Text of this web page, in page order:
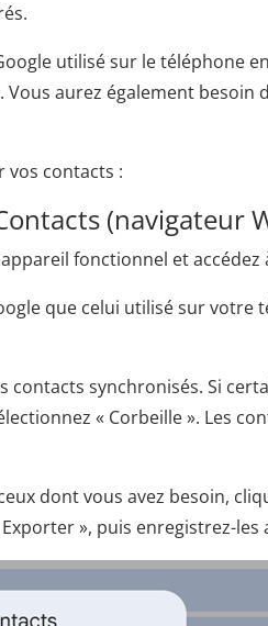
utilisé sur le téléphone
aurez également
vos contacts :
(navigateur
fonctionnel et accédez
que celui utilisé sur votre
contacts synchronisés. Si
« Corbeille ». Les
dont vous avez besoin,
», puis enregistrez-les